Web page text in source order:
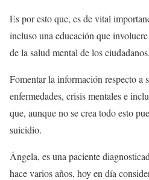
Es por esto que, es de vital
incluso una educación que
de la salud mental de los ciudadanos.
Fomentar la información respecto a
enfermedades, crisis mentales e
que, aunque no se crea todo esto
suicidio.
Ángela, es una paciente
hace varios años, hoy en día